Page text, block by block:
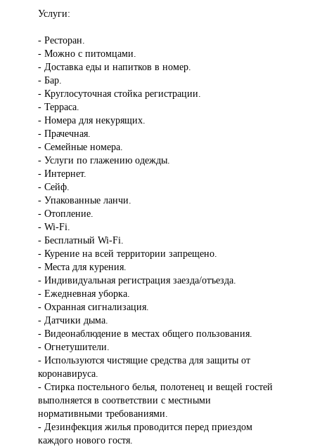
Услуги:
- Ресторан.
- Можно с питомцами.
- Доставка еды и напитков в номер.
- Бар.
- Круглосуточная стойка регистрации.
- Терраса.
- Номера для некурящих.
- Прачечная.
- Семейные номера.
- Услуги по глажению одежды.
- Интернет.
- Сейф.
- Упакованные ланчи.
- Отопление.
- Wi-Fi.
- Бесплатный Wi-Fi.
- Курение на всей территории запрещено.
- Места для курения.
- Индивидуальная регистрация заезда/отъезда.
- Ежедневная уборка.
- Охранная сигнализация.
- Датчики дыма.
- Видеонаблюдение в местах общего пользования.
- Огнетушители.
- Используются чистящие средства для защиты от
коронавируса.
- Стирка постельного белья, полотенец и вещей гостей
выполняется в соответствии с местными
нормативными требованиями.
- Дезинфекция жилья проводится перед приездом
каждого нового гостя.